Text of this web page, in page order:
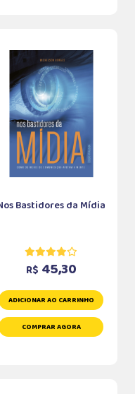
Bastidores da Mídia
R$ 45,30
ADICIONAR AO CARRINHO
COMPRAR AGORA